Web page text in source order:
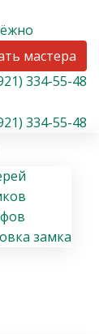
мастера
334-55-48
334-55-48
замка